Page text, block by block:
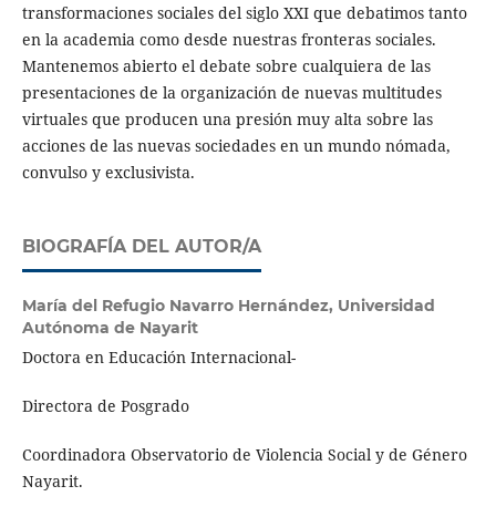
transformaciones sociales del siglo XXI que debatimos tanto
en la academia como desde nuestras fronteras sociales.
Mantenemos abierto el debate sobre cualquiera de las
presentaciones de la organización de nuevas multitudes
virtuales que producen una presión muy alta sobre las
acciones de las nuevas sociedades en un mundo nómada,
convulso y exclusivista.
BIOGRAFÍA DEL AUTOR/A
María del Refugio Navarro Hernández, Universidad
Autónoma de Nayarit
Doctora en Educación Internacional-
Directora de Posgrado
Coordinadora Observatorio de Violencia Social y de Género
Nayarit.